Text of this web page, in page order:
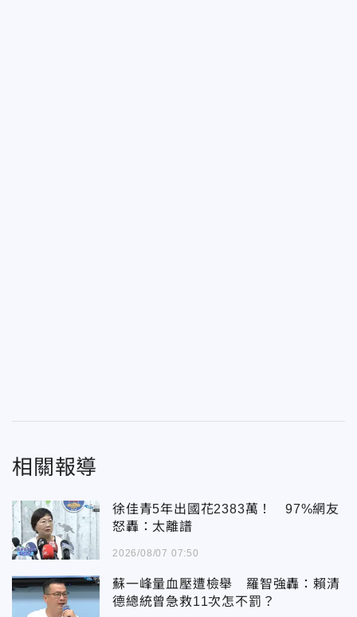
相關報導
徐佳青5年出國花2383萬！ 97%網友
怒轟：太離譜
2026/08/07 07:50
蘇一峰量血壓遭檢舉 羅智強轟：賴清
德總統曾急救11次怎不罰？